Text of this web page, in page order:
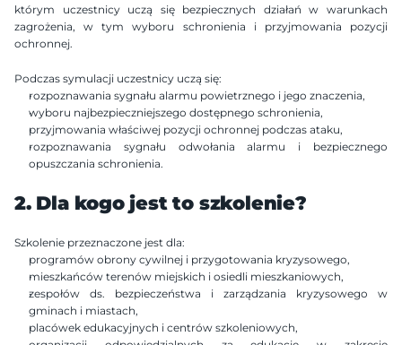
którym uczestnicy uczą się bezpiecznych działań w warunkach
zagrożenia, w tym wyboru schronienia i przyjmowania pozycji
ochronnej.
Podczas symulacji uczestnicy uczą się:
rozpoznawania sygnału alarmu powietrznego i jego znaczenia,
wyboru najbezpieczniejszego dostępnego schronienia,
przyjmowania właściwej pozycji ochronnej podczas ataku,
rozpoznawania sygnału odwołania alarmu i bezpiecznego
opuszczania schronienia.
2. Dla kogo jest to szkolenie?
Szkolenie przeznaczone jest dla:
programów obrony cywilnej i przygotowania kryzysowego,
mieszkańców terenów miejskich i osiedli mieszkaniowych,
zespołów ds. bezpieczeństwa i zarządzania kryzysowego w
gminach i miastach,
placówek edukacyjnych i centrów szkoleniowych,